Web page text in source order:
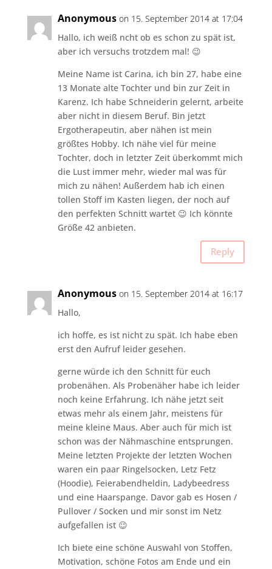
Anonymous on 15. September 2014 at 17:04
Hallo, ich weiß ncht ob es schon zu spät ist,
aber ich versuchs trotzdem mal! 😉
Meine Name ist Carina, ich bin 27, habe eine
13 Monate alte Tochter und bin zur Zeit in
Karenz. Ich habe Schneiderin gelernt, arbeite
aber nicht in diesem Beruf. Bin jetzt
Ergotherapeutin, aber nähen ist mein
größtes Hobby. Ich nähe viel für meine
Tochter, doch in letzter Zeit überkommt mich
die Lust immer mehr, wieder mal was für
mich zu nähen! Außerdem hab ich einen
tollen Stoff im Kasten liegen, der noch auf
den perfekten Schnitt wartet 😉 Ich könnte
Größe 42 anbieten.
Reply
Anonymous on 15. September 2014 at 16:17
Hallo,
ich hoffe, es ist nicht zu spät. Ich habe eben
erst den Aufruf leider gesehen.
gerne würde ich den Schnitt für euch
probenähen. Als Probenäher habe ich leider
noch keine Erfahrung. Ich nähe jetzt seit
etwas mehr als einem Jahr, meistens für
meine kleine Maus. Aber auch für mich ist
schon was der Nähmaschine entsprungen.
Meine letzten Projekte der letzten Wochen
waren ein paar Ringelsocken, Letz Fetz
(Hoodie), Feierabendheldin, Ladybeedress
und eine Haarspange. Davor gab es Hosen /
Pullover / Socken und mir sonst im Netz
aufgefallen ist 😉
Ich biete eine schöne Auswahl von Stoffen,
Motivation, schöne Fotos am Ende und ein